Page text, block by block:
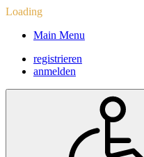
Loading
Main Menu
registrieren
anmelden